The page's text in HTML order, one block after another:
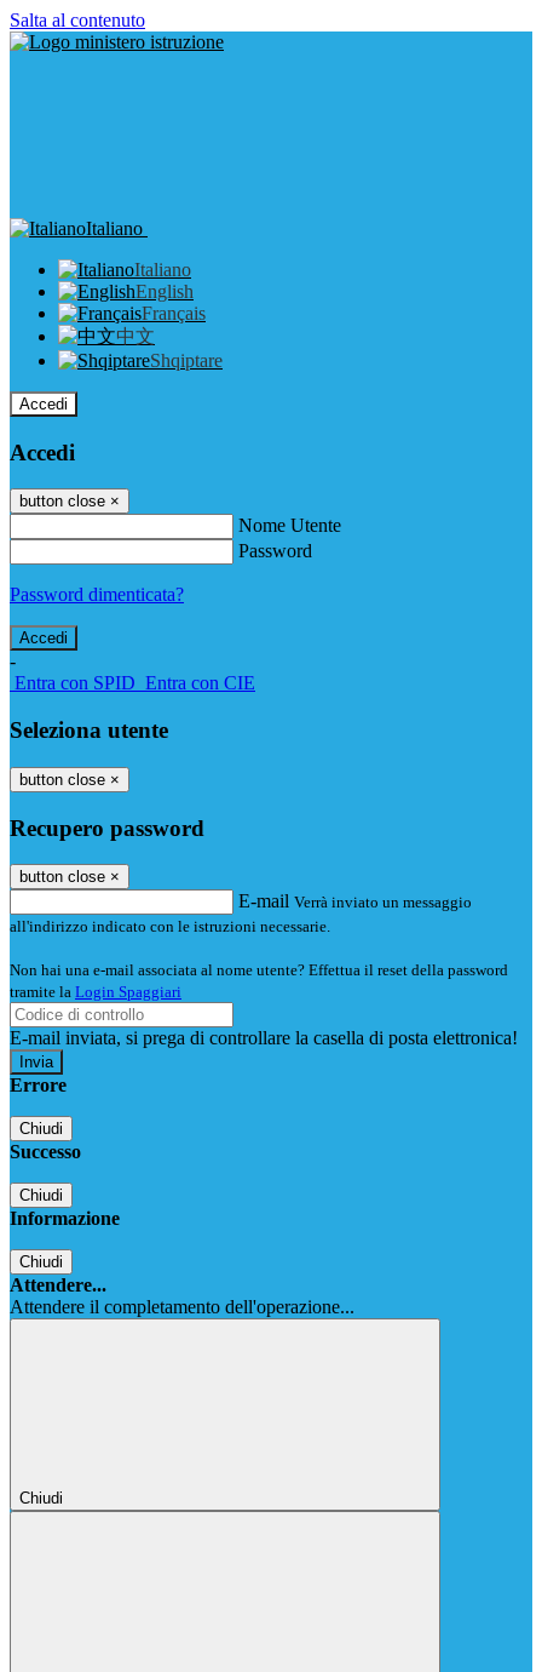
Salta al contenuto
Italiano
Italiano
English
Français
中文
Shqiptare
Accedi
Accedi
button close ×
Nome Utente
Password
Password dimenticata?
-
Entra con SPID Entra con CIE
Seleziona utente
button close ×
Recupero password
button close ×
E-mail Verrà inviato un messaggio
all'indirizzo indicato con le istruzioni necessarie.
Non hai una e-mail associata al nome utente? Effettua il reset della password
tramite la Login Spaggiari
E-mail inviata, si prega di controllare la casella di posta elettronica!
Errore
Chiudi
Successo
Chiudi
Informazione
Chiudi
Attendere...
Attendere il completamento dell'operazione...
Chiudi